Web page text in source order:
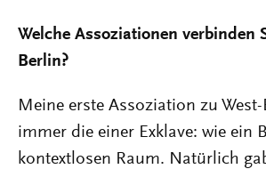
Welche Assoziationen verbinden
Berlin?
Meine erste Assoziation zu
immer die einer Exklave: wie ein
kontextlosen Raum. Natürlich